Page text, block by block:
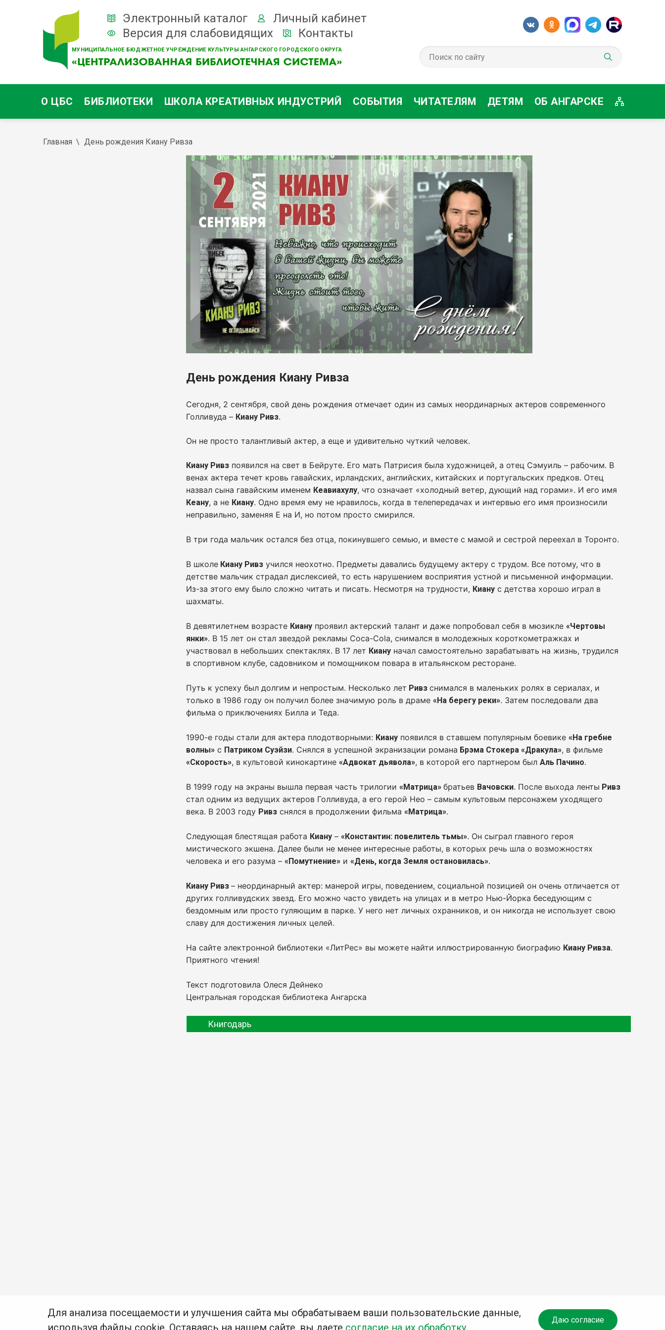
МУНИЦИПАЛЬНОЕ БЮДЖЕТНОЕ УЧРЕЖДЕНИЕ КУЛЬТУРЫ АНГАРСКОГО ГОРОДСКОГО ОКРУГА
Электронный каталог
Личный кабинет
Версия для слабовидящих
Контакты
О ЦБС БИБЛИОТЕКИ ШКОЛА КРЕАТИВНЫХ ИНДУСТРИЙ СОБЫТИЯ ЧИТАТЕЛЯМ ДЕТЯМ ОБ АНГАРСКЕ
Главная День рождения Киану Ривза
День рождения Киану Ривза
Сегодня, 2 сентября, свой день рождения отмечает один из самых неординарных актеров современного
Голливуда – Киану Ривз.
Он не просто талантливый актер, а еще и удивительно чуткий человек.
Киану Ривз появился на свет в Бейруте. Его мать Патрисия была художницей, а отец Сэмуиль – рабочим. В
венах актера течет кровь гавайских, ирландских, английских, китайских и португальских предков. Отец
назвал сына гавайским именем Кеавиахулу, что означает «холодный ветер, дующий над горами». И его имя
Кеану, а не Киану. Одно время ему не нравилось, когда в телепередачах и интервью его имя произносили
неправильно, заменяя Е на И, но потом просто смирился.
В три года мальчик остался без отца, покинувшего семью, и вместе с мамой и сестрой переехал в Торонто.
В школе Киану Ривз учился неохотно. Предметы давались будущему актеру с трудом. Все потому, что в
детстве мальчик страдал дислексией, то есть нарушением восприятия устной и письменной информации.
Из-за этого ему было сложно читать и писать. Несмотря на трудности, Киану с детства хорошо играл в
шахматы.
В девятилетнем возрасте Киану проявил актерский талант и даже попробовал себя в мюзикле«Чертовы
янки». В 15 лет он стал звездой рекламы Coca-Сola, снимался в молодежных короткометражках и
участвовал в небольших спектаклях. В 17 лет Киану начал самостоятельно зарабатывать на жизнь, трудился
в спортивном клубе, садовником и помощником повара в итальянском ресторане.
Путь к успеху был долгим и непростым. Несколько лет Ривзснимался в маленьких ролях в сериалах, и
только в 1986 году он получил более значимую роль в драме«На берегу реки». Затем последовали два
фильма о приключениях Билла и Теда.
1990-е годы стали для актера плодотворными: Киану появился в ставшем популярным боевике«На гребне
волны» с Патриком Суэйзи. Снялся в успешной экранизации романа Брэма Стокера «Дракула», в фильме
«Скорость», в культовой кинокартине«Адвокат дьявола», в которой его партнером былАль Пачино.
В 1999 году на экраны вышла первая часть трилогии«Матрица»братьев Вачовски. После выхода ленты Ривз
стал одним из ведущих актеров Голливуда, а его герой Нео – самым культовым персонажем уходящего
века. В 2003 году Ривз снялся в продолжении фильма«Матрица».
Следующая блестящая работа Киану –«Константин: повелитель тьмы». Он сыграл главного героя
мистического экшена. Далее были не менее интересные работы, в которых речь шла о возможностях
человека и его разума –«Помутнение» и«День, когда Земля остановилась».
Киану Ривз– неординарный актер: манерой игры, поведением, социальной позицией он очень отличается от
других голливудских звезд. Его можно часто увидеть на улицах и в метро Нью-Йорка беседующим с
бездомным или просто гуляющим в парке. У него нет личных охранников, и он никогда не использует свою
славу для достижения личных целей.
На сайте электронной библиотеки «ЛитРес» вы можете найти иллюстрированную биографию Киану Ривза.
Приятного чтения!
Текст подготовила Олеся Дейнеко
Центральная городская библиотека Ангарска
Книгодарь
Для анализа посещаемости и улучшения сайта мы обрабатываем ваши пользовательские данные,
используя файлы cookie. Оставаясь на нашем сайте, вы даете согласие на их обработку.
Даю согласие